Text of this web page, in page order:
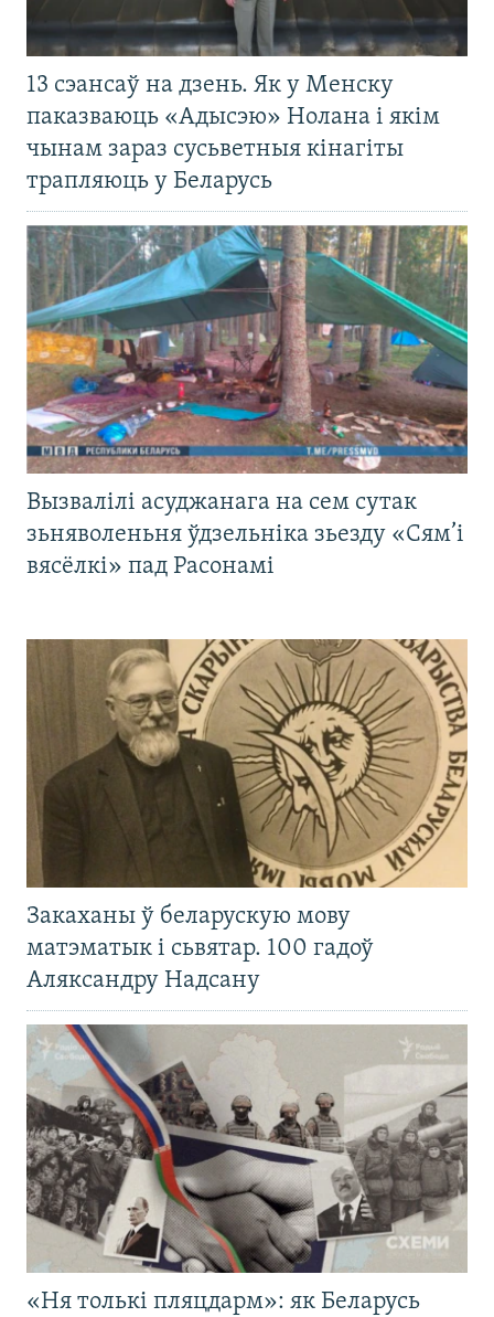
13 сэансаў на дзень. Як у Менску
паказваюць «Адысэю» Нолана і якім
чынам зараз сусьветныя кінагіты
трапляюць у Беларусь
Вызвалілі асуджанага на сем сутак
зьняволеньня ўдзельніка зьезду «Сям’і
вясёлкі» пад Расонамі
Закаханы ў беларускую мову
матэматык і сьвятар. 100 гадоў
Аляксандру Надсану
«Ня толькі пляцдарм»: як Беларусь